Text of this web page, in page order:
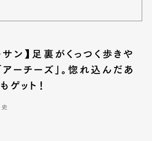
サン】足裏がくっつく歩きや
ーチーズ」。惚れ込んだあ
ゲット！